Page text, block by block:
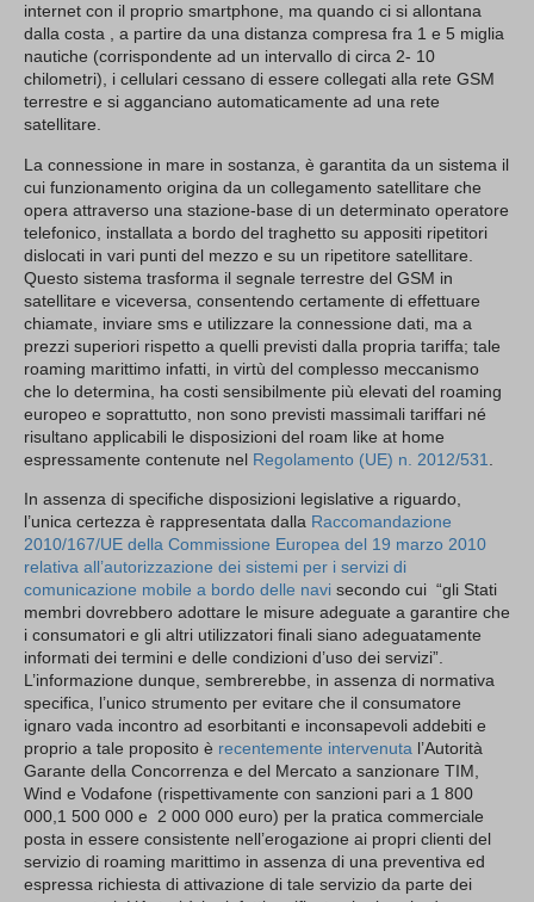
internet con il proprio smartphone, ma quando ci si allontana
dalla costa , a partire da una distanza compresa fra 1 e 5 miglia
nautiche (corrispondente ad un intervallo di circa 2- 10
chilometri), i cellulari cessano di essere collegati alla rete GSM
terrestre e si agganciano automaticamente ad una rete
satellitare.
La connessione in mare in sostanza, è garantita da un sistema il
cui funzionamento origina da un collegamento satellitare che
opera attraverso una stazione-base di un determinato operatore
telefonico, installata a bordo del traghetto su appositi ripetitori
dislocati in vari punti del mezzo e su un ripetitore satellitare.
Questo sistema trasforma il segnale terrestre del GSM in
satellitare e viceversa, consentendo certamente di effettuare
chiamate, inviare sms e utilizzare la connessione dati, ma a
prezzi superiori rispetto a quelli previsti dalla propria tariffa; tale
roaming marittimo infatti, in virtù del complesso meccanismo
che lo determina, ha costi sensibilmente più elevati del roaming
europeo e soprattutto, non sono previsti massimali tariffari né
risultano applicabili le disposizioni del roam like at home
espressamente contenute nel Regolamento (UE) n. 2012/531
In assenza di specifiche disposizioni legislative a riguardo,
l’unica certezza è rappresentata dalla Raccomandazione
2010/167/UE della Commissione Europea del 19 marzo 2010
relativa all’autorizzazione dei sistemi per i servizi di
comunicazione mobile a bordo delle navi secondo cui “gli Stati
membri dovrebbero adottare le misure adeguate a garantire che
i consumatori e gli altri utilizzatori finali siano adeguatamente
informati dei termini e delle condizioni d’uso dei servizi”.
L’informazione dunque, sembrerebbe, in assenza di normativa
specifica, l’unico strumento per evitare che il consumatore
ignaro vada incontro ad esorbitanti e inconsapevoli addebiti e
proprio a tale proposito è recentemente intervenuta l’Autorità
Garante della Concorrenza e del Mercato a sanzionare TIM,
Wind e Vodafone (rispettivamente con sanzioni pari a 1 800
000,1 500 000 e 2 000 000 euro) per la pratica commerciale
posta in essere consistente nell’erogazione ai propri clienti del
servizio di roaming marittimo in assenza di una preventiva ed
espressa richiesta di attivazione di tale servizio da parte dei